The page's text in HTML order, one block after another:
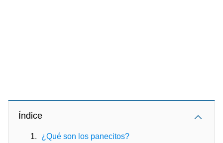
Índice
¿Qué son los panecitos?